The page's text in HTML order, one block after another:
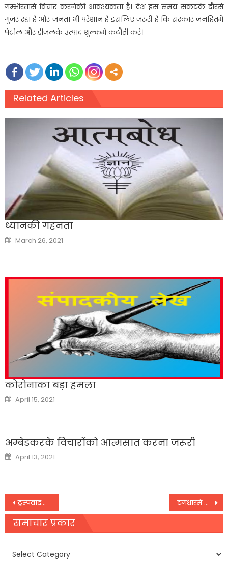
गम्भीरतासे विचार करनेकी आवश्यकता है। देश इस समय संकटके दौरसे
गुजर रहा है और जनता भी परेशान है इसलिए जरूरी है कि सरकार जनहितमें
पेट्रोल और डीजलके उत्पाद शुल्कमें कटौती करे।
Related Articles
ध्यानकी गहनता
Posted
on
March 26, 2021
कोरोनाका बड़ा हमला
Posted
on
April 15, 2021
अम्बेडकरके विचारोंको आत्मसात करना जरूरी
Posted
on
April 13, 2021
Post
navigation
ट्रम्पवादसे मुक्ति सम्भव नहीं टंगधारमें सेनाके मेजरनेकी आत्महत्या
समाचार प्रकार
समाचार